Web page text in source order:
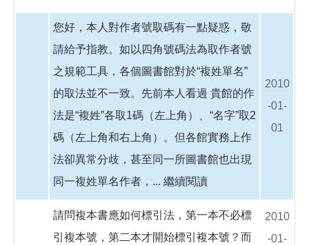
您好，本人對作者號取碼有一點疑惑，敬
請給予指教。如以四角號碼法為取作者號
之規範工具，各個圖書館對於“複姓單名”
的取法並不一致。先前本人看過 貴館的作
法是“複姓”各取1碼（左上角）、“名字”取2
碼（左上角和右上角）。但各館實務上作
法卻異常分歧，甚至同一所圖書館也出現
同一複姓單名作者，... 繼續閱讀
2010
-01-
01
請問複本書應如何標引法，第一本不必標
引複本號，第二本才開始標引複本號？而
2010
-01-